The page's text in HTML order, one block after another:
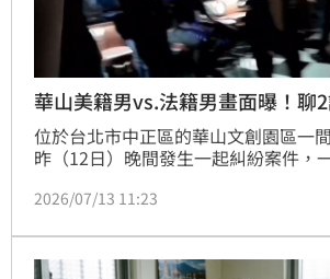
華山美籍男vs.法籍男畫面曝！聊
位於台北市中正區的華山文創園區一
昨（12日）晚間發生一起糾紛案件，
題時卻突然變調，加上飲酒緣故情緒
後，將兩人帶回派出所調查。
2026/07/13 11:23